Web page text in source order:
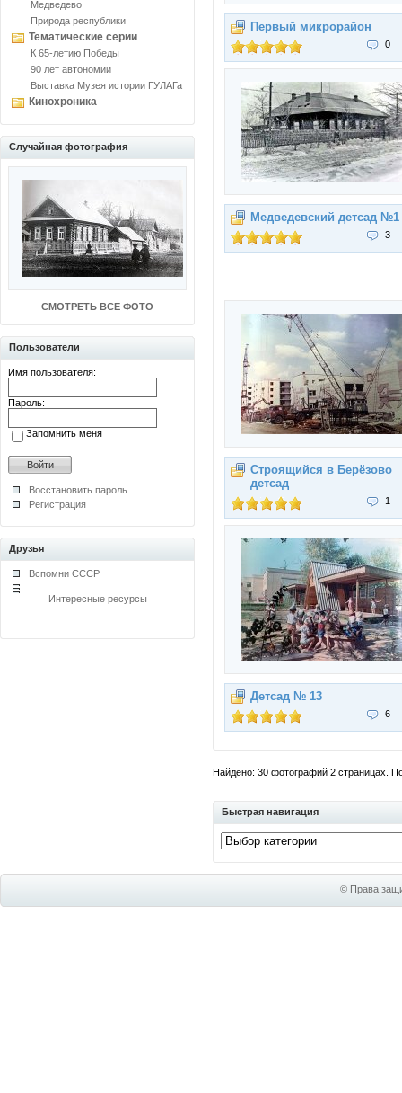
Медведево
Природа республики
Тематические серии
К 65-летию Победы
90 лет автономии
Выставка Музея истории ГУЛАГа
Кинохроника
Случайная фотография
СМОТРЕТЬ ВСЕ ФОТО
Пользователи
Имя пользователя:
Пароль:
Запомнить меня
Восстановить пароль
Регистрация
Друзья
Вспомни СССР
Интересные ресурсы
Первый микрорайон
0
Медведевский детсад №1
3
Строящийся в Берёзово
детсад
1
Детсад № 13
6
Найдено: 30 фотографий 2 страницах.
Быстрая навигация
© Права